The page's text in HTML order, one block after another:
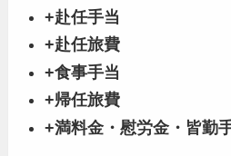
+赴任手当
+赴任旅費
+食事手当
+帰任旅費
+満料金・慰労金・皆勤